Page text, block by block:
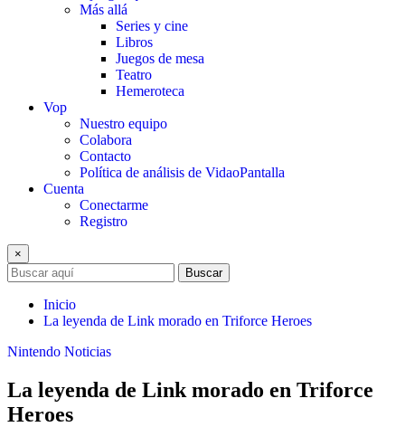
Más allá
Series y cine
Libros
Juegos de mesa
Teatro
Hemeroteca
Vop
Nuestro equipo
Colabora
Contacto
Política de análisis de VidaoPantalla
Cuenta
Conectarme
Registro
×
Buscar
Inicio
La leyenda de Link morado en Triforce Heroes
Nintendo Noticias
La leyenda de Link morado en Triforce
Heroes